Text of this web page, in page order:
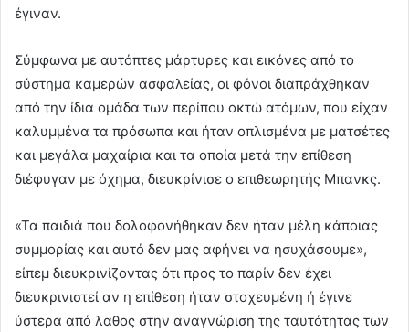
έγιναν.
Σύμφωνα με αυτόπτες μάρτυρες και εικόνες από το
σύστημα καμερών ασφαλείας, οι φόνοι διαπράχθηκαν
από την ίδια ομάδα των περίπου οκτώ ατόμων, που είχαν
καλυμμένα τα πρόσωπα και ήταν οπλισμένα με ματσέτες
και μεγάλα μαχαίρια και τα οποία μετά την επίθεση
διέφυγαν με όχημα, διευκρίνισε ο επιθεωρητής Μπανκς.
«Τα παιδιά που δολοφονήθηκαν δεν ήταν μέλη κάποιας
συμμορίας και αυτό δεν μας αφήνει να ησυχάσουμε»,
είπεμ διευκρινίζοντας ότι προς το παρίν δεν έχει
διευκρινιστεί αν η επίθεση ήταν στοχευμένη ή έγινε
ύστερα από λαθος στην αναγνώριση της ταυτότητας των